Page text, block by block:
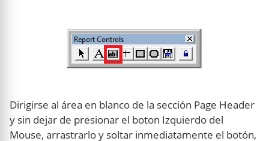
Dirigirse al área en blanco de la sección Page Header
y sin dejar de presionar el boton Izquierdo del
Mouse, arrastrarlo y soltar inmediatamente el botón,